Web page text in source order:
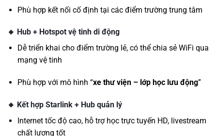
Phù hợp kết nối cố định tại các điểm trường trung tâm
🔸 Hub + Hotspot vệ tinh di động
Dễ triển khai cho điểm trường lẻ, có thể chia sẻ WiFi qua
mạng vệ tinh
Phù hợp với mô hình “xe thư viện – lớp học lưu động”
🔸 Kết hợp Starlink + Hub quản lý
Internet tốc độ cao, hỗ trợ học trực tuyến HD, livestream
chất lượng tốt